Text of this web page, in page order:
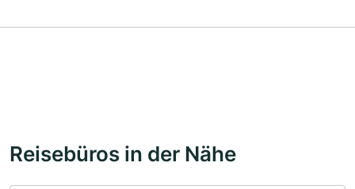
Reisebüros in der Nähe